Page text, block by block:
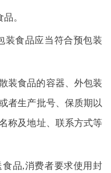
。
装食品应当符合预包装
装食品的容器、外包装
者生产批号、保质期以
称及地址、联系方式等
品,消费者要求使用封